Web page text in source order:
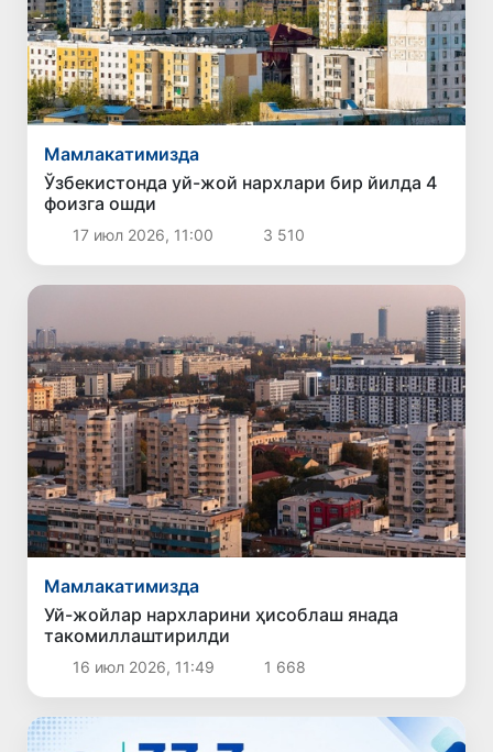
Мамлакатимизда
Ўзбекистонда уй-жой нархлари бир йилда 4
фоизга ошди
17 июл 2026, 11:00 3 510
Мамлакатимизда
Уй-жойлар нархларини ҳисоблаш янада
такомиллаштирилди
16 июл 2026, 11:49 1 668